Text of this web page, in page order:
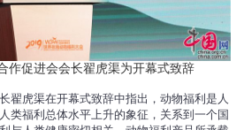
促进会会长翟虎渠为开幕式致辞
翟虎渠在开幕式致辞中指出，动物福利是人
类福利总体水平上升的象征，关系到一个国